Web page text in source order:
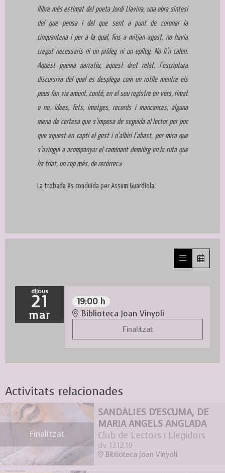
llibre més estimat del poeta Jordi Llavina, una obra síntesi
del que pensa i del que sent a punt de coronar la
cinquantena i per a la qual, fins a mitjan agost, no havia
cregut necessaris ni un pròleg ni un epíleg. No li’n calen.
Aquest poema narratiu, aquest dret relat, l’escriptura
discursiva del qual es desplega com un rotlle mentre els
peus fan via amunt, conté, en el seu registre en vers, rimat
o no, idees, fets, imatges, records i mancances, alguna
mena de certesa que s’imposa de seguida al lector per poc
que aquest en capti el gest i n’albiri l’abast, per mica que
s’avingui a acompanyar el caminant demiürg en la ruta que
ha triat, un cop més, de recórrer.»
La trobada és conduïda per Assum Guardiola.
dijous
21
mar
19:00 h
Biblioteca Joan Vinyoli
Finalitzat
Activitats relacionades
Finalitzat
SANDÀLIES D'ESCUMA, DE
MARIA ÀNGELS ANGLADA
Club de Lectors i Llegidors
dv. 13.12.19
Biblioteca Joan Vinyoli